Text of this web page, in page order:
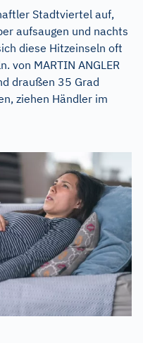
Stadtviertel auf,
aufsaugen und nachts
diese Hitzeinseln oft
von MARTIN ANGLER
draußen 35 Grad
ziehen Händler im